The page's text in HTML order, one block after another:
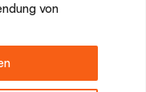
von
Mitarbeiter*innen